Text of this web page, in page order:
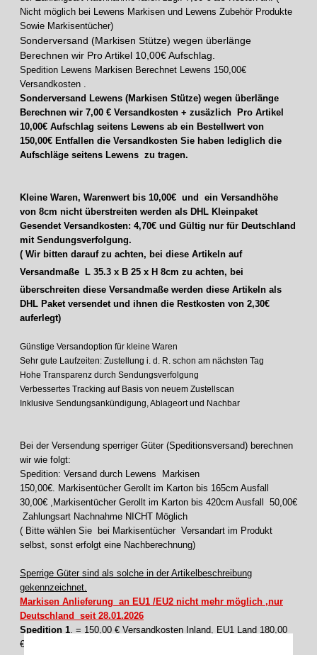
Nicht möglich bei Lewens Markisen und Lewens Zubehör Produkte
Sowie Markisentücher)
Sonderversand (Markisen Stütze) wegen überlänge
Berechnen wir Pro Artikel 10,00€ Aufschlag.
Spedition Lewens Markisen Berechnet Lewens 150,00€
Versandkosten .
Sonderversand Lewens (Markisen Stütze) wegen überlänge
Berechnen wir 7,00 € Versandkosten + zusäzlich Pro Artikel
10,00€ Aufschlag seitens Lewens ab ein Bestellwert von
150,00€ Entfallen die Versandkosten Sie haben lediglich die
Aufschläge seitens Lewens zu tragen.
Kleine Waren, Warenwert bis 10,00€ und ein Versandhöhe
von 8cm nicht überstreiten werden als DHL Kleinpaket
Gesendet Versandkosten: 4,70€ und Gültig nur für Deutschland
mit Sendungsverfolgung.
( Wir bitten darauf zu achten, bei diese Artikeln auf
Versandmaße
L 35.3 x B 25 x H 8cm zu achten, bei
überschreiten diese Versandmaße werden diese Artikeln als
DHL Paket versendet und ihnen die Restkosten von 2,30€
auferlegt)
Günstige Versandoption für kleine Waren
Sehr gute Laufzeiten: Zustellung i. d. R. schon am nächsten Tag
Hohe Transparenz durch Sendungsverfolgung
Verbessertes Tracking auf Basis von neuem Zustellscan
Inklusive Sendungsankündigung, Ablageort und Nachbar
Bei der Versendung sperriger Güter (Speditionsversand) berechnen
wir wie folgt:
Spedition: Versand durch Lewens Markisen
150,00€. Markisentücher Gerollt im Karton bis 165cm Ausfall
30,00€ ,Markisentücher Gerollt im Karton bis 420cm Ausfall 50,00€
Zahlungsart Nachnahme NICHT Möglich
( Bitte wählen Sie bei Markisentücher Versandart im Produkt
selbst, sonst erfolgt eine Nachberechnung)
Sperrige Güter sind als solche in der Artikelbeschreibung
gekennzeichnet.
Markisen Anlieferung an EU1 /EU2 nicht mehr möglich ,nur
Deutschland seit 28.01.2026
Spedition 1 . = 150,00 € Versandkosten Inland, EU1 Land 180,00
€, und EU2 Land 200,00 €.